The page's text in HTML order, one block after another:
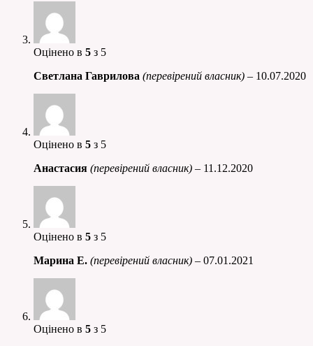
Оцінено в 5 з 5
Светлана Гаврилова (перевірений власник) – 10.07.2020
Оцінено в 5 з 5
Анастасия (перевірений власник) – 11.12.2020
Оцінено в 5 з 5
Марина Е. (перевірений власник) – 07.01.2021
Оцінено в 5 з 5